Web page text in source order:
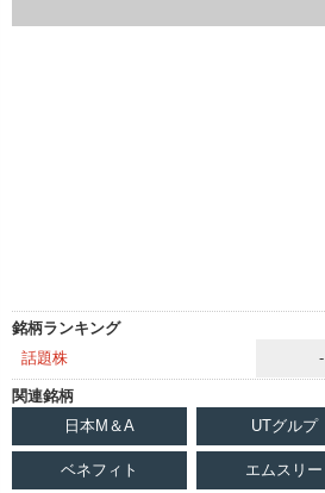
銘柄ランキング
話題株
-
関連銘柄
日本M＆A
UTグルプ
ベネフィト エムスリー